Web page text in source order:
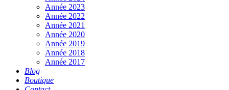
Année 2023
Année 2022
Année 2021
Année 2020
Année 2019
Année 2018
Année 2017
Blog
Boutique